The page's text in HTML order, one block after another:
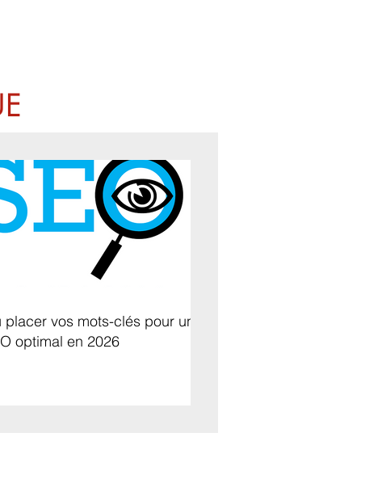
placer vos mots-clés pour un
optimal en 2026